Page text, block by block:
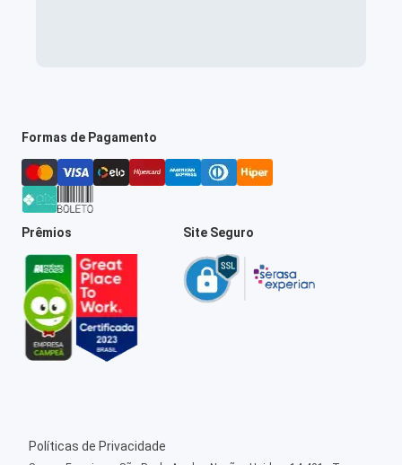
Formas de Pagamento
Prêmios Site Seguro
Políticas de Privacidade